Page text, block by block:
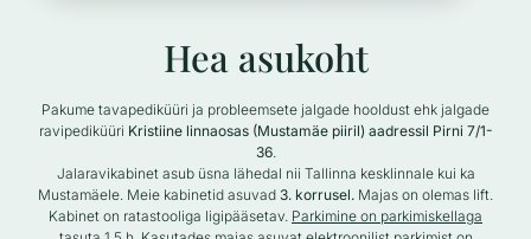
Hea asukoht
Pakume tavapediküüri ja probleemsete jalgade hooldust ehk jalgade
ravipediküüri Kristiine linnaosas (Mustamäe piiril) aadressil Pirni 7/1-
36.
Jalaravikabinet asub üsna lähedal nii Tallinna kesklinnale kui ka
Mustamäele. Meie kabinetid asuvad 3. korrusel. Majas on olemas lift.
Kabinet on ratastooliga ligipääsetav. Parkimine on parkimiskellaga